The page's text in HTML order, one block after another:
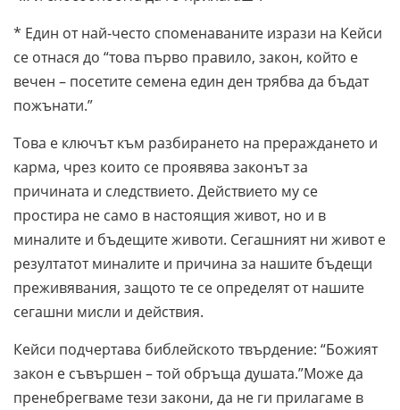
* Един от най-често споменаваните изрази на Кейси
се отнася до “това първо правило, закон, който е
вечен – посетите семена един ден трябва да бъдат
пожънати.”
Това е ключът към разбирането на прераждането и
карма, чрез които се проявява законът за
причината и следствието. Действието му се
простира не само в настоящия живот, но и в
миналите и бъдещите животи. Сегашният ни живот е
резултатот миналите и причина за нашите бъдещи
преживявания, защото те се определят от нашите
сегашни мисли и действия.
Кейси подчертава библейското твърдение: “Божият
закон е съвършен – той обръща душата.”Може да
пренебрегваме тези закони, да не ги прилагаме в